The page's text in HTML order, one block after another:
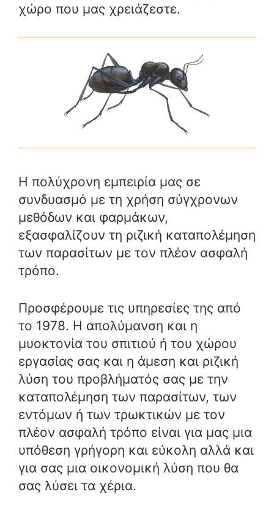
χώρο που μας χρειάζεστε.
Η πολύχρονη εμπειρία μας σε
συνδυασμό με τη χρήση σύγχρονων
μεθόδων και φαρμάκων,
εξασφαλίζουν τη ριζική καταπολέμηση
των παρασίτων με τον πλέον ασφαλή
τρόπο.
Προσφέρουμε τις υπηρεσίες της από
το 1978. Η απολύμανση και η
μυοκτονία του σπιτιού ή του χώρου
εργασίας σας και η άμεση και ριζική
λύση του προβλήματός σας με την
καταπολέμηση των παρασίτων, των
εντόμων ή των τρωκτικών με τον
πλέον ασφαλή τρόπο είναι για μας μια
υπόθεση γρήγορη και εύκολη αλλά και
για σας μια οικονομική λύση που θα
σας λύσει τα χέρια.